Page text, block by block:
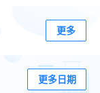
更多
更多日期